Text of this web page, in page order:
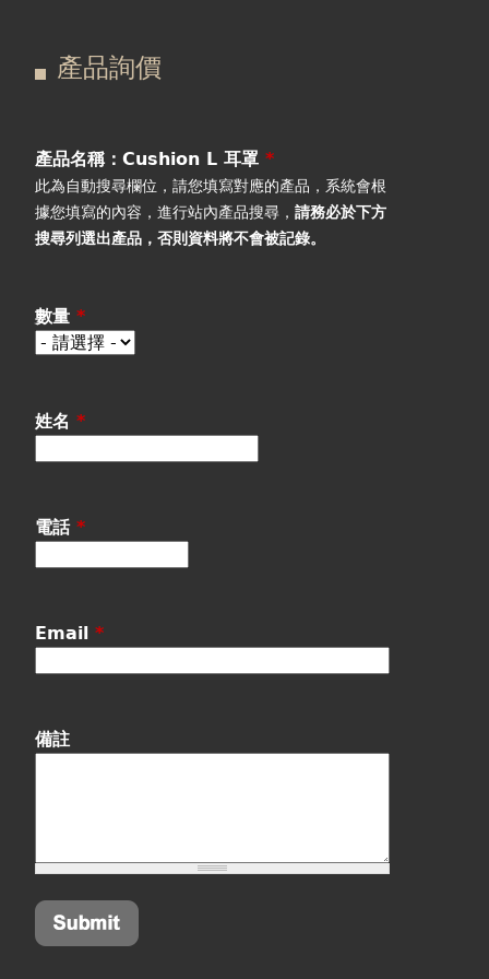
視聽室預約
線上商城
引
標
產品詢價
產品名稱：Cushion L 耳罩*
此為自動搜尋欄位，請您填寫對應的產品，系統會根
據您填寫的內容，進行站內產品搜尋，請務必於下方
搜尋列選出產品 ，否則資料將不會被記錄。
數量*
姓名*
電話*
Email*
備註